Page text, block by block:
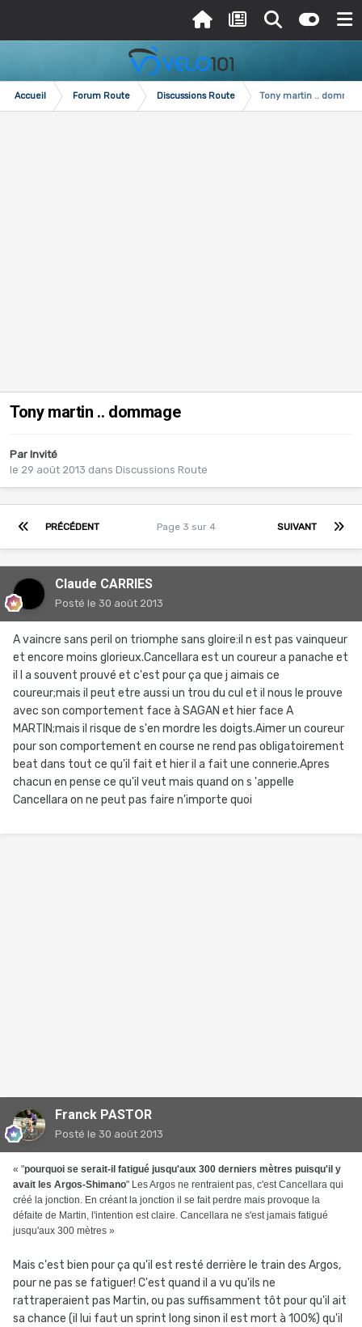
Accueil Forum Route Discussions Route Tony martin ..
Tony martin .. dommage
Par Invité
le 29 août 2013 dans Discussions Route
PRÉCÉDENT SUIVANT
Page 3 sur 4
Claude CARRIES
Posté le 30 août 2013
A vaincre sans peril on triomphe sans gloire:il n est pas vainqueur
et encore moins glorieux.Cancellara est un coureur a panache et
il l a souvent prouvé et c'est pour ça que j aimais ce
coureur;mais il peut etre aussi un trou du cul et il nous le prouve
avec son comportement face à SAGAN et hier face A
MARTIN;mais il risque de s'en mordre les doigts.Aimer un coureur
pour son comportement en course ne rend pas obligatoirement
beat dans tout ce qu'il fait et hier il a fait une connerie.Apres
chacun en pense ce qu'il veut mais quand on s 'appelle
Cancellara on ne peut pas faire n'importe quoi
Franck PASTOR
Posté le 30 août 2013
« "pourquoi se serait-il fatigué jusqu'aux 300 derniers mètres puisqu'il y
avait les Argos-Shimano" Les Argos ne rentraient pas, c'est Cancellara qui
créé la jonction. En créant la jonction il se fait perdre mais provoque la
défaite de Martin, l'intention est claire. Cancellara ne s'est jamais fatigué
jusqu'aux 300 mètres »
Mais c'est bien pour ça qu'il est resté derrière le train des Argos,
pour ne pas se fatiguer! C'est quand il a vu qu'ils ne
rattraperaient pas Martin, ou pas suffisamment tôt pour qu'il ait
sa chance (il lui faut un sprint long sinon il est mort à 100%) qu'il